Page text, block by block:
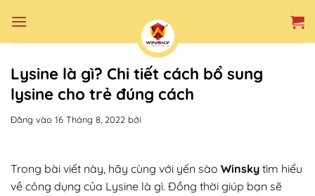
qua
nội
Lysine là gì? Chi tiết cách bổ sung
lysine cho trẻ đúng cách
Đăng vào 16 Tháng 8, 2022 bởi
Trong bài viết này, hãy cùng với yến sào Winsky tìm hiểu
về công dụng của Lysine là gì. Đồng thời giúp bạn sẽ